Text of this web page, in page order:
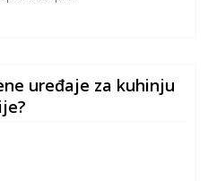
uređaje za kuhinju